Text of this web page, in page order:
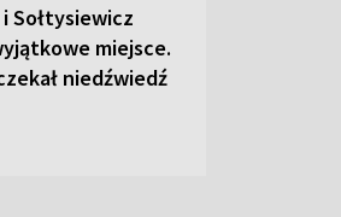
Sołtysiewicz
miejsce.
niedźwiedź